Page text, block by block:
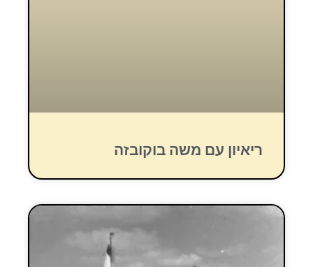
ריאיון עם משה בוקובזה